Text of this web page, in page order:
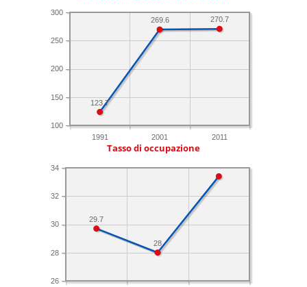
1991 2001 2011
100
150
200
250
300
270.7
269.6
123.7
Tasso di occupazione
26
28
30
32
34
28
29.7